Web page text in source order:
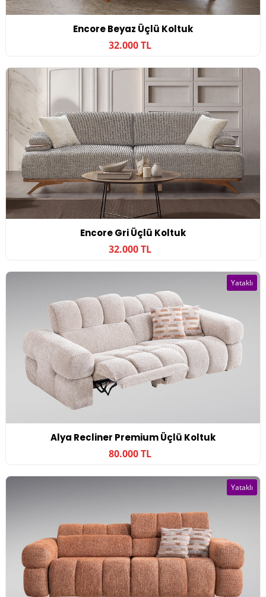
Encore Beyaz Üçlü Koltuk
32.000 TL
Encore Gri Üçlü Koltuk
32.000 TL
Alya Recliner Premium Üçlü Koltuk
80.000 TL
Yataklı
Yataklı